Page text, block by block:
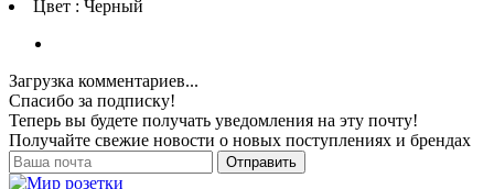
Цвет : Черный
Загрузка комментариев...
Спасибо за подписку!
Теперь вы будете получать уведомления на эту почту!
Получайте свежие новости о новых поступлениях и брендах
Отправить